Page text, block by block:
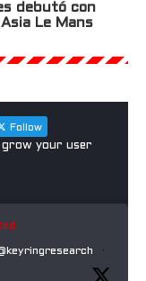
debutó con
Le Mans
Follow
grow your user
·